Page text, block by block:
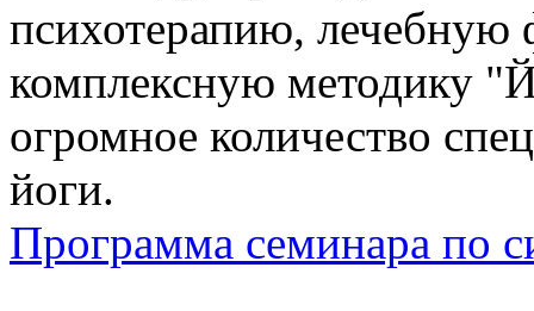
психотерапию, лечебную
комплексную методику
огромное количество
йоги.
Программа семинара по